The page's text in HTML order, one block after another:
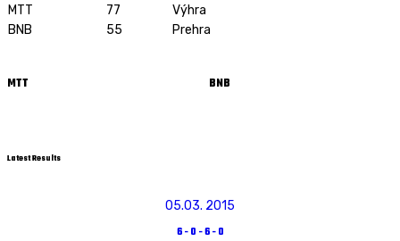
MTT
77
Výhra
BNB
55 Prehra
MTT BNB
Latest Results
05.03. 2015
6-0 -6-0